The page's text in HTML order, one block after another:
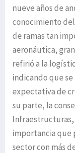
nueve años de
conocimiento
de ramas tan
aeronáutica,
refirió a la
indicando que
expectativa de
su parte, la
Infraestructuras,
importancia que
sector con más